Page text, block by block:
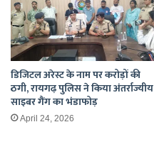
डिजिटल अरेस्ट के नाम पर करोड़ों की
ठगी, रायगढ़ पुलिस ने किया अंतर्राज्यीय
साइबर गैंग का भंडाफोड़
April 24, 2026